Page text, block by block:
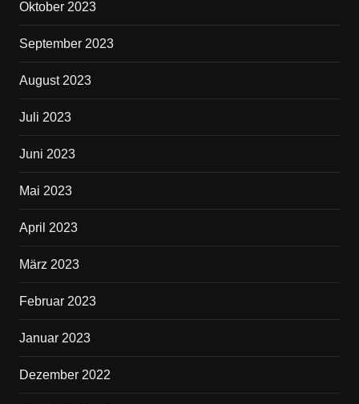
Oktober 2023
September 2023
August 2023
Juli 2023
Juni 2023
Mai 2023
April 2023
März 2023
Februar 2023
Januar 2023
Dezember 2022